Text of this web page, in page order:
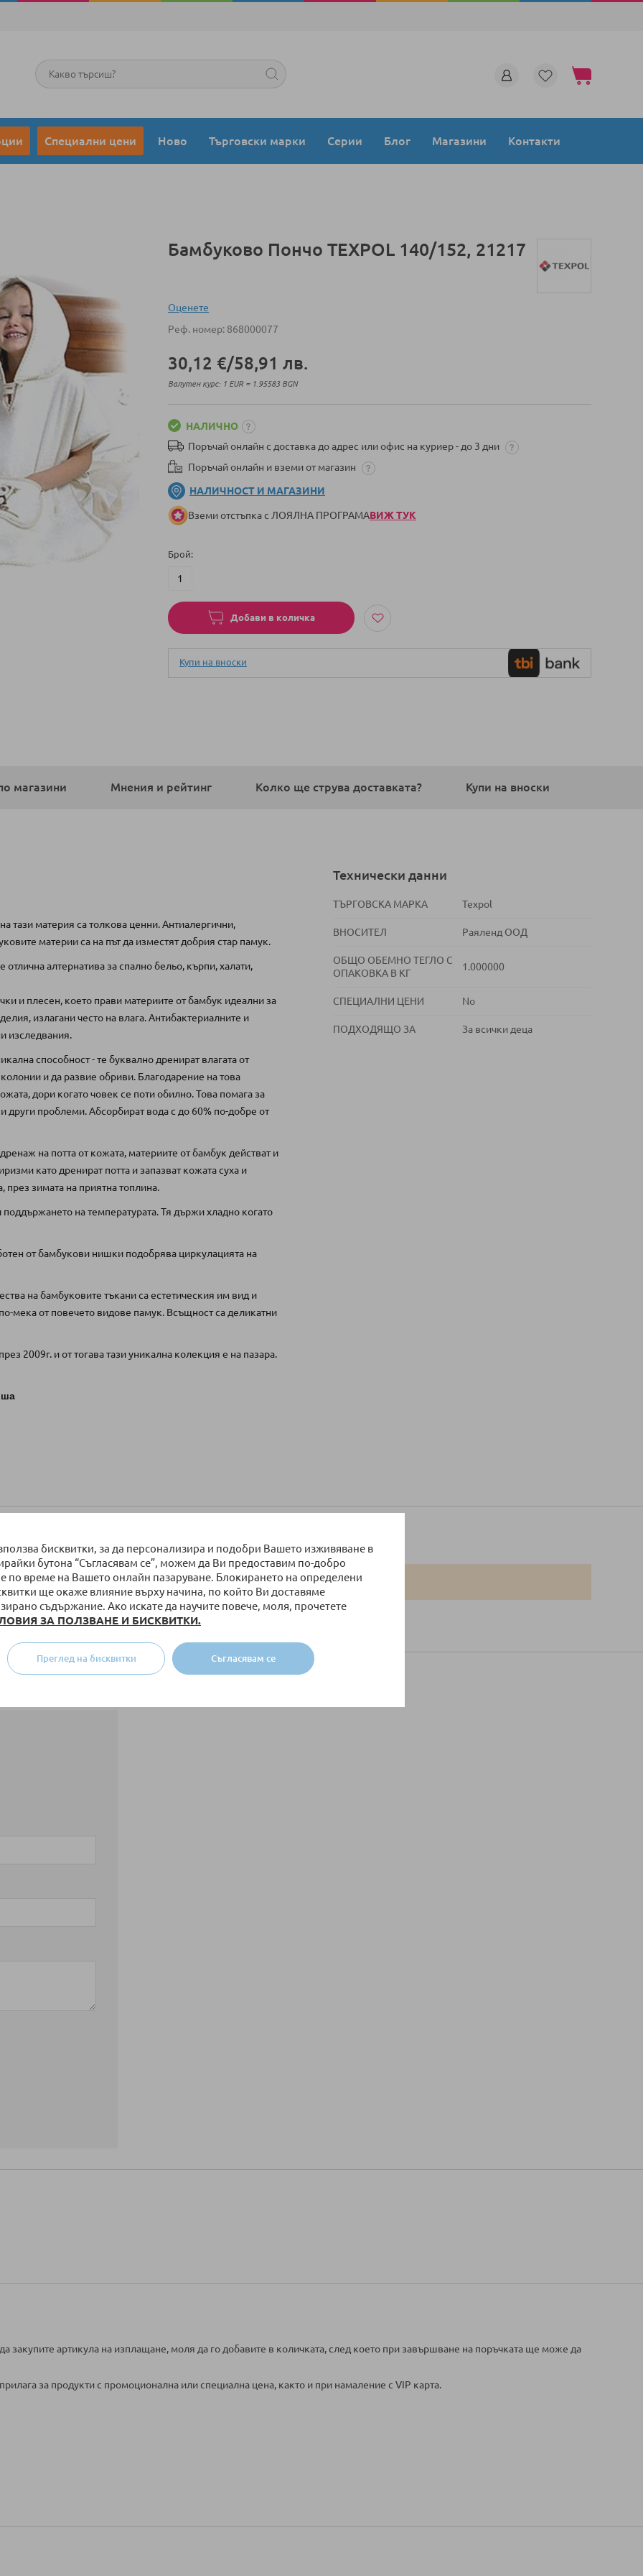
бисквитки, за да персонализира и подобри Вашето изживяване в
бутона “Съгласявам се”, можем да Ви предоставим по-добро
по време на Вашето онлайн пазаруване. Блокирането на определени
ще окаже влияние върху начина, по който Ви доставяме
съдържание. Ако искате да научите повече, моля, прочетете
ЗА ПОЛЗВАНЕ И БИСКВИТКИ.
Съгласявам се
Преглед на бисквитки
Моята количка
Търсене
Специални цени Ново Търговски марки Серии Блог Магазини Контакти
Бамбуково Пончо TEXPOL 140/152, 21217
Оценeте
Реф. номер 868000077
30,12 €/58,91 лв.
Валутен курс: 1 EUR = 1.95583 BGN
НАЛИЧНО
Поръчай онлайн с доставка до адрес или офис на куриер - до 3 дни
Поръчай онлайн и вземи от магазин
НАЛИЧНОСТ И МАГАЗИНИ
Вземи отстъпка с ЛОЯЛНА ПРОГРАМАВИЖ ТУК
Брой
Добави в количка
Купи на вноски
магазини Мнения и рейтинг Колко ще струва доставката? Купи на вноски
тази материя са толкова ценни.Антиалергични,
материи са на път да изместят добрия стар памук.
отлична алтернатива за спално бельо, кърпи, халати,
и плесен, което прави материите от бамбук идеални за
излагани често на влага. Антибактериалните и
изследвания.
способност - те буквално дренират влагата от
и да развие обриви. Благодарение на това
дори когато човек се поти обилно. Това помага за
проблеми. Абсорбират вода с до 60% по-добре от
на потта от кожата, материите от бамбук действат и
като дренират потта и запазват кожата суха и
през зимата на приятна топлина.
на температурата. Тя държи хладно когато
от бамбукови нишки подобрява циркулацията на
на бамбуковите тъкани са естетическия им вид и
мека от повечето видове памук. Всъщност са деликатни
2009г. и от тогава тази уникална колекция е на пазара.
Технически данни
ТЪРГОВСКА МАРКА Texpol
ВНОСИТЕЛ Раяленд ООД
ОБЩО ОБЕМНО ТЕГЛО С
ОПАКОВКА В КГ
1.000000
СПЕЦИАЛНИ ЦЕНИ No
ПОДХОДЯЩО ЗА За всички деца
на стоката към момента на приключване на поръчката!
закупите артикула на изплащане, моля да го добавите в количката, след което при завършване на поръчката ще може да
за продукти с промоционална или специална цена, както и при намаление с VIP карта.